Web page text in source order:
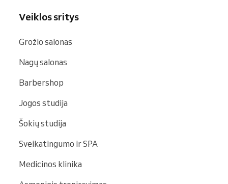
Veiklos sritys
Grožio salonas
Nagų salonas
Barbershop
Jogos studija
Šokių studija
Sveikatingumo ir SPA
Medicinos klinika